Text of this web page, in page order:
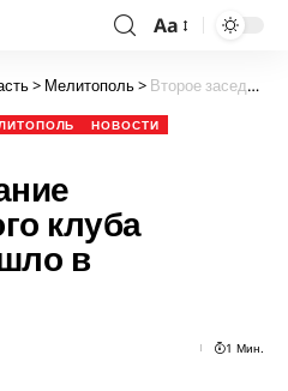
Aa
> Мелитополь> Второе заседание Дискуссионного клуба «Вектор» прошло в Мелитополе
НОВОСТИ
клуба
в
1 Мин.